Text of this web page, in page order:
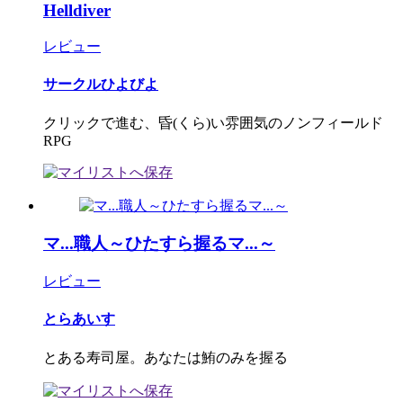
Helldiver
レビュー
サークルひよびよ
クリックで進む、昏(くら)い雰囲気のノンフィールド
RPG
マ...職人～ひたすら握るマ...～
レビュー
とらあいす
とある寿司屋。あなたは鮪のみを握る